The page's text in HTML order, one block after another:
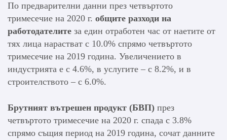
По предварителни данни през четвъртото
тримесечие на 2020 г. общите разходи на
работодателите за един отработен час от наетите от
тях лица нарастват с 10.0% спрямо четвъртото
тримесечие на 2019 година. Увеличението в
индустрията е с 4.6%, в услугите – с 8.2%, и в
строителството – с 6.0%.
Брутният вътрешен продукт (БВП) през
четвъртото тримесечие на 2020 г. спада с 3.8%
спрямо същия период на 2019 година, сочат данните